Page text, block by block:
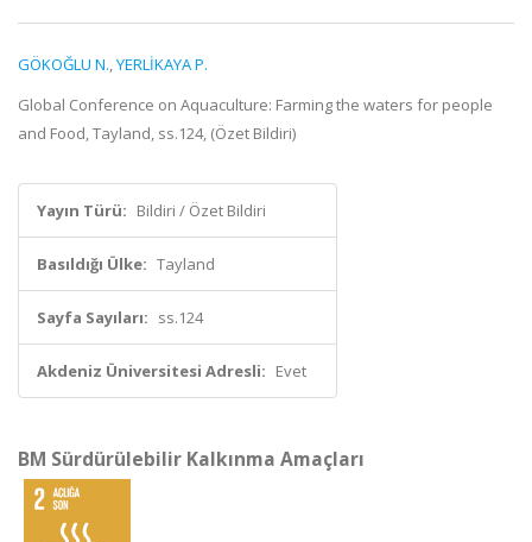
GÖKOĞLU N.,YERLİKAYA P.
Global Conference on Aquaculture: Farming the waters for people
and Food, Tayland, ss.124, (Özet Bildiri)
Yayın Türü: Bildiri / Özet Bildiri
Basıldığı Ülke: Tayland
Sayfa Sayıları: ss.124
Akdeniz Üniversitesi Adresli: Evet
BM Sürdürülebilir Kalkınma Amaçları